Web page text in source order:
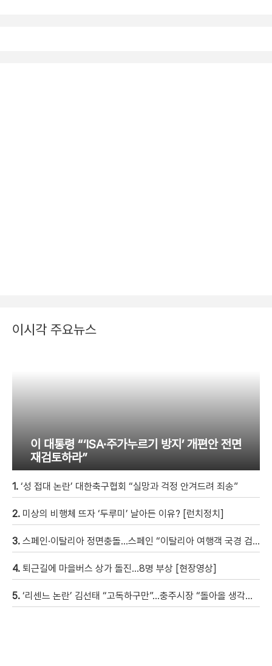
이시각 주요뉴스
이 대통령 “‘ISA·주가누르기 방지’ 개편안 전면
재검토하라”
1. ‘성 접대 논란’ 대한축구협회 “실망과 걱정 안겨드려 죄송”
2. 미상의 비행체 뜨자 ‘두루미’ 날아든 이유? [런치정치]
3. 스페인·이탈리아 정면충돌…스페인 “이탈리아 여행객 국경 검문할 것”
4. 퇴근길에 마을버스 상가 돌진…8명 부상 [현장영상]
5. ‘리센느 논란’ 김선태 “고독하구만”…충주시장 “돌아올 생각은?”